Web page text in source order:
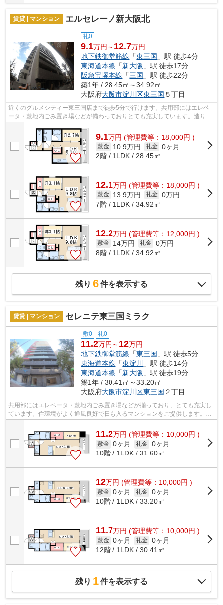
賃貸 | マンション エルセレーノ新大阪北
礼0
9.1万円～ 12.7万円
地下鉄御堂筋線 「東三国 」駅 徒歩4分
東海道本線 「新大阪 」駅 徒歩17分
阪急宝塚本線 「三国 」駅 徒歩22分
築1年 / 28.45㎡～34.92㎡
大阪府大阪市淀川区東三国 ５丁目
近くのグルメシティー東三国店まで徒歩5分で行けます。共用部にはエレベ
ータ・敷地内ごみ置き場などが備わっておりとても充実しています。造りと
9.1万円 (管理費等：18,000円 )
敷金 10.9万円 礼金 0ヶ月
2階 / 1LDK / 28.45㎡
12.1万円 (管理費等：18,000円 )
敷金 13.9万円 礼金 0万円
7階 / 1LDK / 34.92㎡
12.2万円 (管理費等：12,000円 )
敷金 14万円 礼金 0万円
8階 / 1LDK / 34.92㎡
残り 6件を表示する
賃貸 | マンション セレニテ東三国ミラク
敷0 礼0
11.2万円～ 12万円
地下鉄御堂筋線 「東三国 」駅 徒歩5分
東海道本線 「東淀川
」駅 徒歩14分
東海道本線 「新大阪 」駅 徒歩19分
築1年 / 30.41㎡～33.20㎡
大阪府大阪市淀川区東三国 ２丁目
共用部にはエレベータ・敷地内ごみ置き場などが揃っており、とても充実し
ています。住環境がよく通風良好で日も入るマンションをご提供します。こ
ちらはマンションタイプになります。...
11.2万円 (管理費等：10,000円 )
敷金 0ヶ月 礼金 0ヶ月
10階 / 1LDK / 31.60㎡
12万円 (管理費等：10,000円 )
敷金 0ヶ月 礼金 0ヶ月
10階 / 1LDK / 33.20㎡
11.7万円 (管理費等：10,000円 )
敷金 0ヶ月 礼金 0ヶ月
12階 / 1LDK / 30.41㎡
残り 1件を表示する